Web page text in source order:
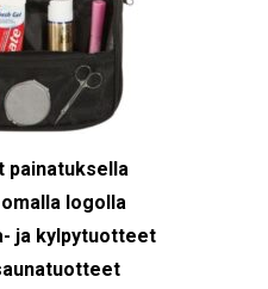
painatuksella
logolla
ja kylpytuotteet